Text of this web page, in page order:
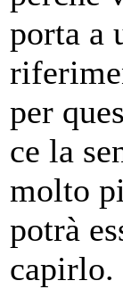
porta a
per
ce la
molto
potrà
capirlo.